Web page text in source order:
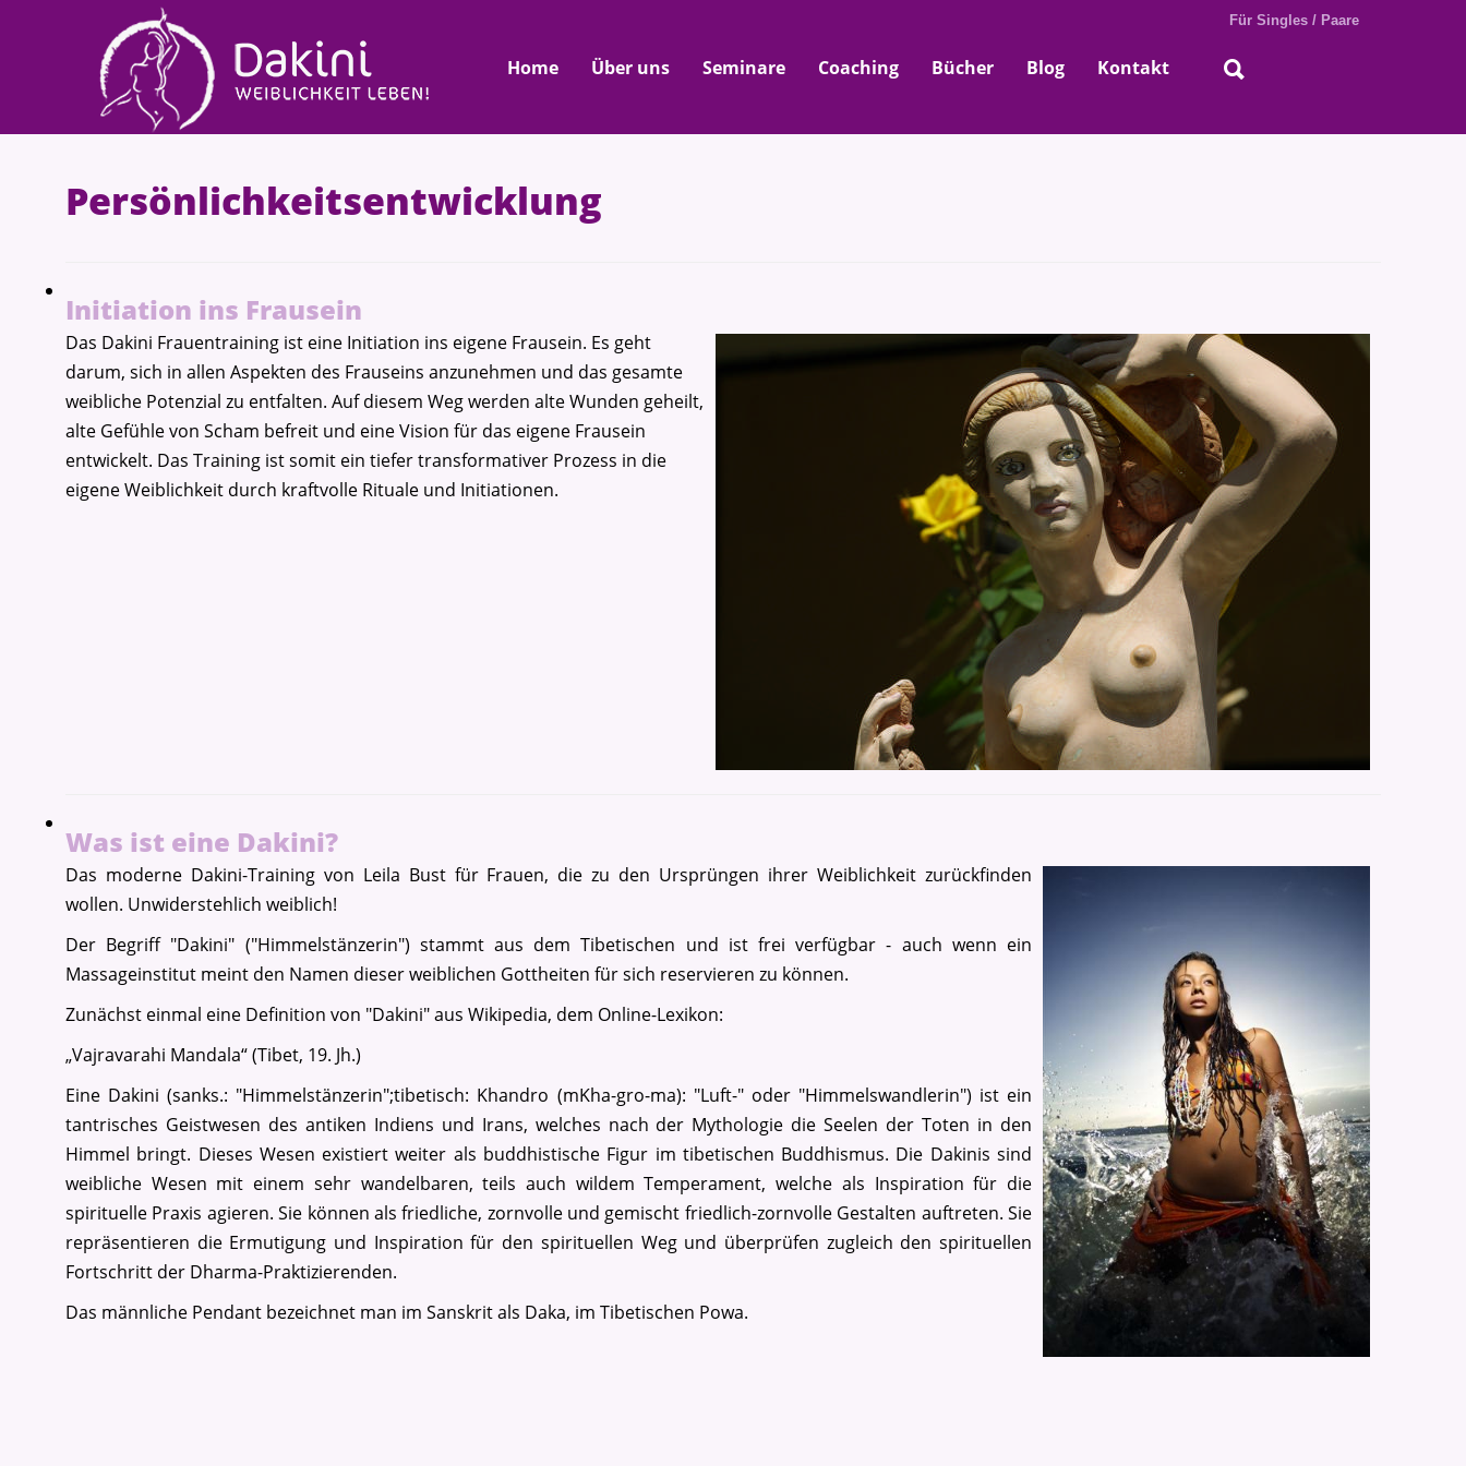
Für Singles / Paare
Home Über uns Seminare Coaching Bücher Blog Kontakt
Persönlichkeitsentwicklung
Initiation ins Frausein
Das Dakini Frauentraining ist eine Initiation ins eigene Frausein. Es geht
darum, sich in allen Aspekten des Frauseins anzunehmen und das gesamte
weibliche Potenzial zu entfalten. Auf diesem Weg werden alte Wunden geheilt,
alte Gefühle von Scham befreit und eine Vision für das eigene Frausein
entwickelt. Das Training ist somit ein tiefer transformativer Prozess in die
eigene Weiblichkeit durch kraftvolle Rituale und Initiationen.
Was ist eine Dakini?
Das moderne Dakini-Training von Leila Bust für Frauen, die zu den Ursprüngen ihrer Weiblichkeit zurückfinden
wollen. Unwiderstehlich weiblich!
Der Begriff "Dakini" ("Himmelstänzerin") stammt aus dem Tibetischen und ist frei verfügbar - auch wenn ein
Massageinstitut meint den Namen dieser weiblichen Gottheiten für sich reservieren zu können.
Zunächst einmal eine Definition von "Dakini" aus Wikipedia, dem Online-Lexikon:
„Vajravarahi Mandala“ (Tibet, 19. Jh.)
Eine Dakini (sanks.: "Himmelstänzerin";tibetisch: Khandro (mKha-gro-ma): "Luft-" oder "Himmelswandlerin") ist ein
tantrisches Geistwesen des antiken Indiens und Irans, welches nach der Mythologie die Seelen der Toten in den
Himmel bringt. Dieses Wesen existiert weiter als buddhistische Figur im tibetischen Buddhismus. Die Dakinis sind
weibliche Wesen mit einem sehr wandelbaren, teils auch wildem Temperament, welche als Inspiration für die
spirituelle Praxis agieren. Sie können als friedliche, zornvolle und gemischt friedlich-zornvolle Gestalten auftreten. Sie
repräsentieren die Ermutigung und Inspiration für den spirituellen Weg und überprüfen zugleich den spirituellen
Fortschritt der Dharma-Praktizierenden.
Das männliche Pendant bezeichnet man im Sanskrit als Daka, im Tibetischen Powa.